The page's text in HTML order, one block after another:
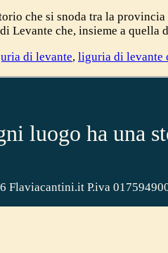
che si snoda tra la
che, insieme a quella
di levante, liguria di levante
luogo ha una
Flaviacantini.it P.iva